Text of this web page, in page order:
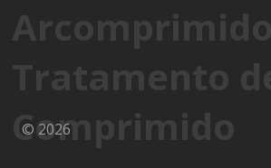
Arcomprimido
Tratamento
Comprimido
© 2026